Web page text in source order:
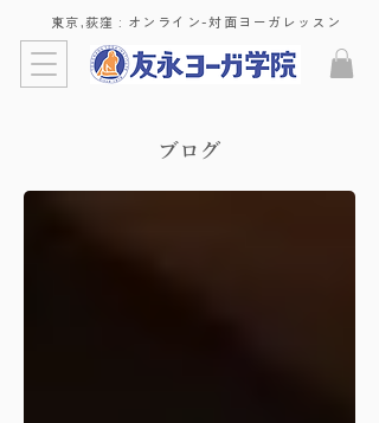
東京,荻窪 : ​オンライン-対面ヨーガレッスン
​ブログ